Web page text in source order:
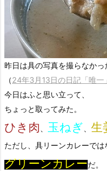
昨日は具の写真を撮らなかっ
（24年3月13日の日記「唯一」
今日はふと思い立って、
ちょっと取ってみた。
ひき肉 玉ねぎ 生
ただし、具リーンカレーでは
グリーンカレーだ。